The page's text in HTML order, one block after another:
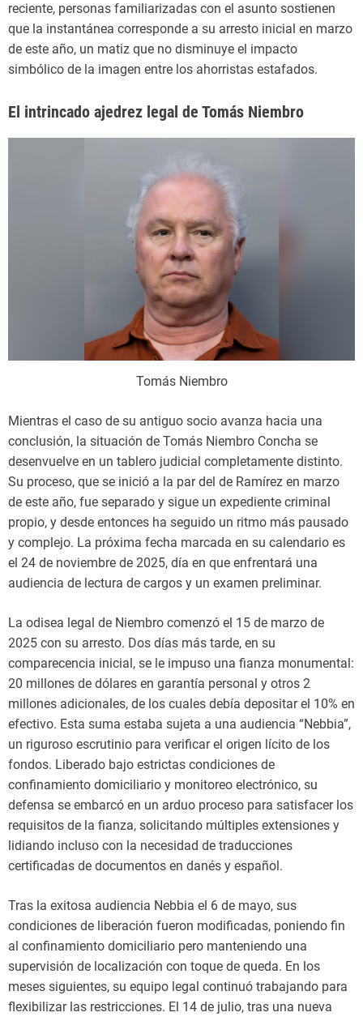
reciente, personas familiarizadas con el asunto sostienen
que la instantánea corresponde a su arresto inicial en marzo
de este año, un matiz que no disminuye el impacto
simbólico de la imagen entre los ahorristas estafados.
El intrincado ajedrez legal de Tomás Niembro
Tomás Niembro
Mientras el caso de su antiguo socio avanza hacia una
conclusión, la situación de Tomás Niembro Concha se
desenvuelve en un tablero judicial completamente distinto.
Su proceso, que se inició a la par del de Ramírez en marzo
de este año, fue separado y sigue un expediente criminal
propio, y desde entonces ha seguido un ritmo más pausado
y complejo. La próxima fecha marcada en su calendario es
el 24 de noviembre de 2025, día en que enfrentará una
audiencia de lectura de cargos y un examen preliminar.
La odisea legal de Niembro comenzó el 15 de marzo de
2025 con su arresto. Dos días más tarde, en su
comparecencia inicial, se le impuso una fianza monumental:
20 millones de dólares en garantía personal y otros 2
millones adicionales, de los cuales debía depositar el 10% en
efectivo. Esta suma estaba sujeta a una audiencia “Nebbia”,
un riguroso escrutinio para verificar el origen lícito de los
fondos. Liberado bajo estrictas condiciones de
confinamiento domiciliario y monitoreo electrónico, su
defensa se embarcó en un arduo proceso para satisfacer los
requisitos de la fianza, solicitando múltiples extensiones y
lidiando incluso con la necesidad de traducciones
certificadas de documentos en danés y español.
Tras la exitosa audiencia Nebbia el 6 de mayo, sus
condiciones de liberación fueron modificadas, poniendo fin
al confinamiento domiciliario pero manteniendo una
supervisión de localización con toque de queda. En los
meses siguientes, su equipo legal continuó trabajando para
flexibilizar las restricciones. El 14 de julio, tras una nueva